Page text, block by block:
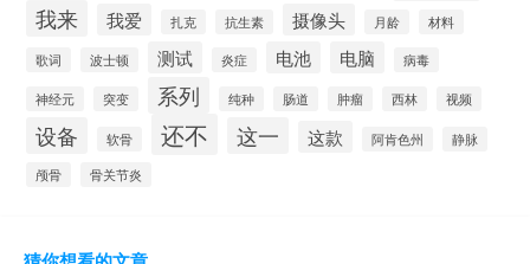
我来 我爱 扎克 抗生素 摄像头 月龄 材料
歌词 波士顿 测试 炎症 电池 电脑 病毒
神经元 突变 系列 纯种 肠道 肿瘤 西林 视频
设备 软骨 还不 这一 这款 阿肯色州
静脉
颅骨
骨关节炎